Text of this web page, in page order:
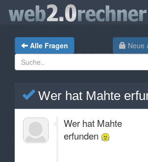
Neue
Alle Fragen
Wer hat Mahte
Wer hat Mahte
erfunden